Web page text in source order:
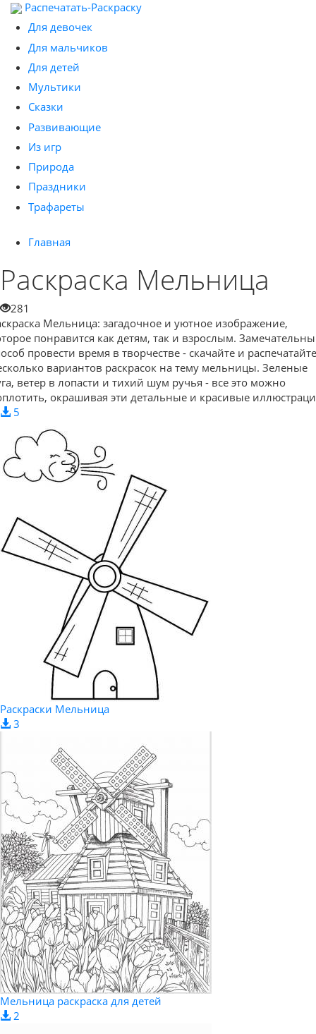
Распечатать-Раскраску
Для девочек
Для мальчиков
Для детей
Мультики
Сказки
Развивающие
Из игр
Природа
Праздники
Трафареты
Главная
Раскраска Мельница
281
Мельница: загадочное и уютное изображение,
понравится как детям, так и взрослым.
провести время в творчестве - скачайте и распечатайте
вариантов раскрасок на тему мельницы. Зеленые
ветер в лопасти и тихий шум ручья - все это можно
окрашивая эти детальные и красивые
5
Раскраски Мельница
3
Мельница раскраска для детей
2